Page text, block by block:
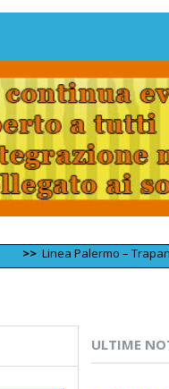
Linea Palermo – Trapani:
ULTIME